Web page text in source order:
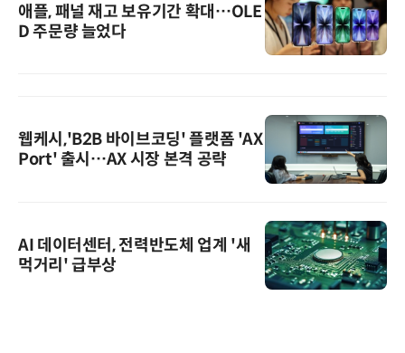
애플, 패널 재고 보유기간 확대…OLE
D 주문량 늘었다
웹케시,'B2B 바이브코딩' 플랫폼 'AX
Port' 출시…AX 시장 본격 공략
AI 데이터센터, 전력반도체 업계 '새
먹거리' 급부상